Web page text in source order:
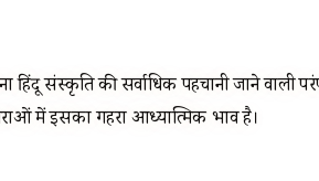
हिंदू संस्कृति की सर्वाधिक पहचानी जाने
में इसका गहरा आध्यात्मिक भाव है।